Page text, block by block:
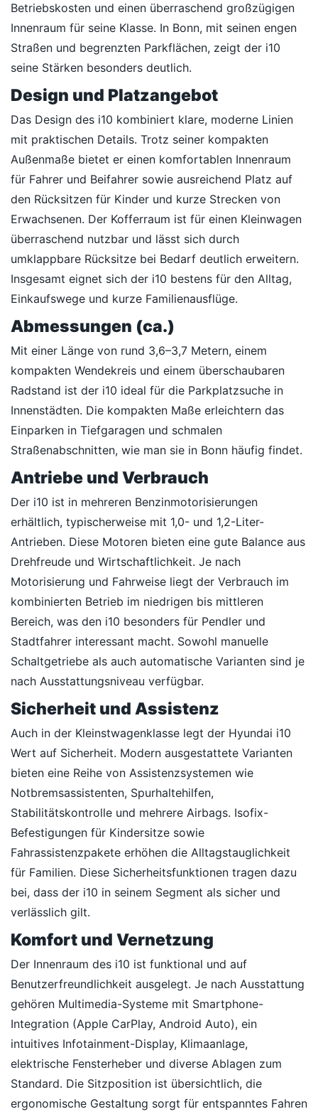
Betriebskosten und einen überraschend großzügigen
Innenraum für seine Klasse. In Bonn, mit seinen engen
Straßen und begrenzten Parkflächen, zeigt der i10
seine Stärken besonders deutlich.
Design und Platzangebot
Das Design des i10 kombiniert klare, moderne Linien
mit praktischen Details. Trotz seiner kompakten
Außenmaße bietet er einen komfortablen Innenraum
für Fahrer und Beifahrer sowie ausreichend Platz auf
den Rücksitzen für Kinder und kurze Strecken von
Erwachsenen. Der Kofferraum ist für einen Kleinwagen
überraschend nutzbar und lässt sich durch
umklappbare Rücksitze bei Bedarf deutlich erweitern.
Insgesamt eignet sich der i10 bestens für den Alltag,
Einkaufswege und kurze Familienausflüge.
Abmessungen (ca.)
Mit einer Länge von rund 3,6–3,7 Metern, einem
kompakten Wendekreis und einem überschaubaren
Radstand ist der i10 ideal für die Parkplatzsuche in
Innenstädten. Die kompakten Maße erleichtern das
Einparken in Tiefgaragen und schmalen
Straßenabschnitten, wie man sie in Bonn häufig findet.
Antriebe und Verbrauch
Der i10 ist in mehreren Benzinmotorisierungen
erhältlich, typischerweise mit 1,0- und 1,2-Liter-
Antrieben. Diese Motoren bieten eine gute Balance aus
Drehfreude und Wirtschaftlichkeit. Je nach
Motorisierung und Fahrweise liegt der Verbrauch im
kombinierten Betrieb im niedrigen bis mittleren
Bereich, was den i10 besonders für Pendler und
Stadtfahrer interessant macht. Sowohl manuelle
Schaltgetriebe als auch automatische Varianten sind je
nach Ausstattungsniveau verfügbar.
Sicherheit und Assistenz
Auch in der Kleinstwagenklasse legt der Hyundai i10
Wert auf Sicherheit. Modern ausgestattete Varianten
bieten eine Reihe von Assistenzsystemen wie
Notbremsassistenten, Spurhaltehilfen,
Stabilitätskontrolle und mehrere Airbags. Isofix-
Befestigungen für Kindersitze sowie
Fahrassistenzpakete erhöhen die Alltagstauglichkeit
für Familien. Diese Sicherheitsfunktionen tragen dazu
bei, dass der i10 in seinem Segment als sicher und
verlässlich gilt.
Komfort und Vernetzung
Der Innenraum des i10 ist funktional und auf
Benutzerfreundlichkeit ausgelegt. Je nach Ausstattung
gehören Multimedia-Systeme mit Smartphone-
Integration (Apple CarPlay, Android Auto), ein
intuitives Infotainment-Display, Klimaanlage,
elektrische Fensterheber und diverse Ablagen zum
Standard. Die Sitzposition ist übersichtlich, die
ergonomische Gestaltung sorgt für entspanntes Fahren